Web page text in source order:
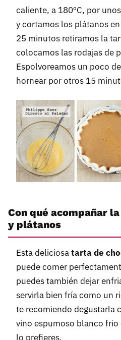
caliente, a 180ºC, por
y cortamos los plátanos
25 minutos retiramos la
colocamos las rodajas de
Espolvoreamos un poco
hornear por otros 15
Con qué acompañar
y plátanos
Esta deliciosatarta de
puede comer
puedes también dejar
servirla bien fría como un
te recomiendo degustarla
vino espumoso blanco frio
lo prefieres.